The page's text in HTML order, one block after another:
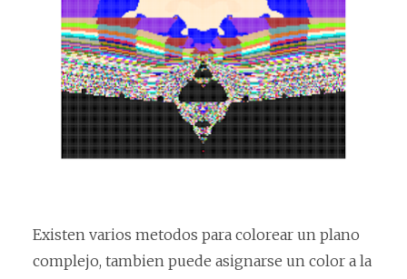
Existen varios metodos para colorear un plano
complejo, tambien puede asignarse un color a la